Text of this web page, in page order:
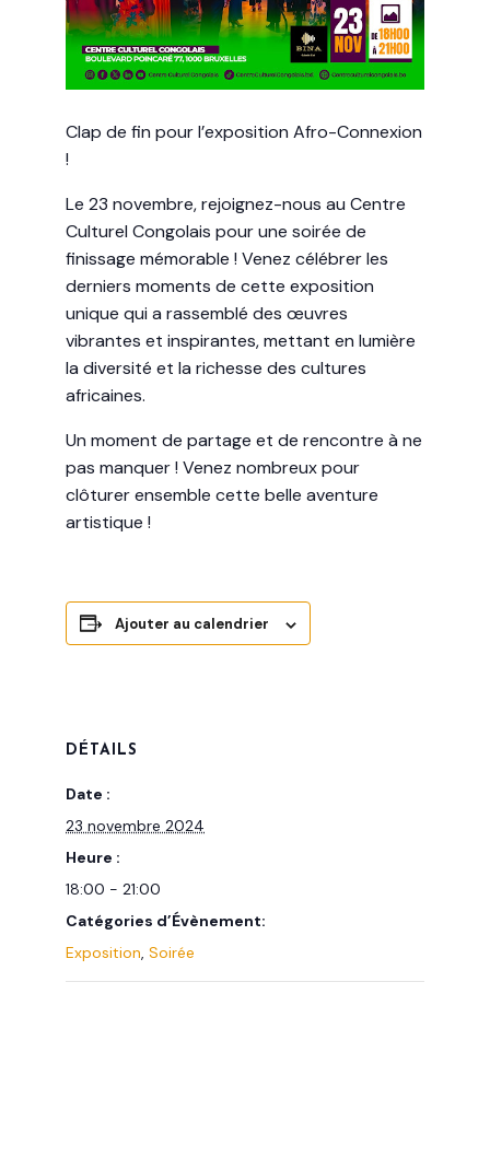
Clap de fin pour l’exposition Afro-Connexion
!
Le 23 novembre, rejoignez-nous au Centre
Culturel Congolais pour une soirée de
finissage mémorable !Venez célébrer les
derniers moments de cette exposition
unique qui a rassemblé des œuvres
vibrantes et inspirantes, mettant en lumière
la diversité et la richesse des cultures
africaines.
Un moment de partage et de rencontre à ne
pas manquer ! Venez nombreux pour
clôturer ensemble cette belle aventure
artistique !
Ajouter au calendrier
DÉTAILS
Date :
23 novembre 2024
Heure :
18:00 - 21:00
Catégories d’Évènement:
Exposition,Soirée